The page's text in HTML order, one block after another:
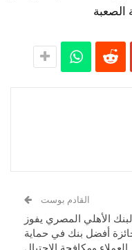
الصعبة
القادم بوست
الأهلي المصري يفوز
أفضل بنك في حماية